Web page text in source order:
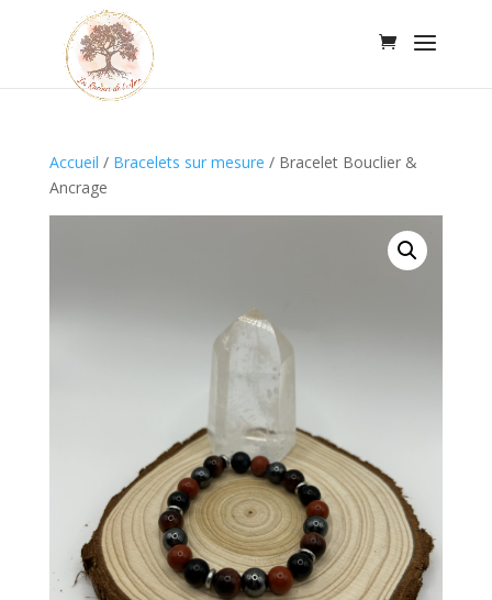
Accueil / Bracelets sur mesure / Bracelet Bouclier &
Ancrage